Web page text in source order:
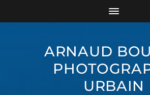
ARNAUD
URBAIN